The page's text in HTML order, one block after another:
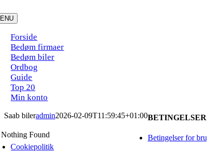
to
content
Forside
Bedøm firmaer
Bedøm biler
Ordbog
Guide
Top 20
Min konto
Saab bileradmin2026-02-09T11:59:45+01:00
Nothing Found
BETINGELSER
Betingelser for
Cookiepolitik